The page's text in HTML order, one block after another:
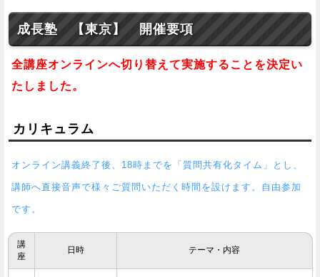
成長塾 【東京】 開催要項
全講座オンラインへ切り替えて実施することを決定い
たしました。
カリキュラム
オンライン講義終了後、18時までを「質問共有化タイム」とし、
講師へ直接音声で様々ご質問いただく時間を設けます。自由参加
です。
講
座
日時 テーマ・内容